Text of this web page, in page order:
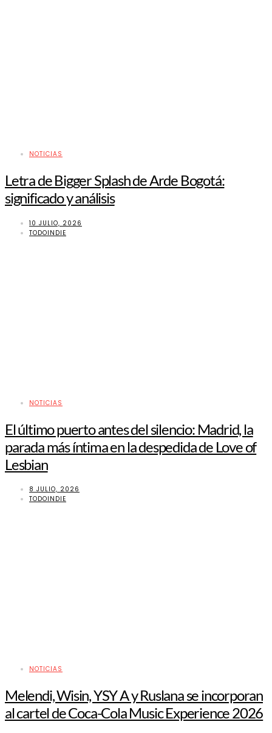
NOTICIAS
Letra de Bigger Splash de Arde Bogotá:
significado y análisis
10 JULIO, 2026
TODOINDIE
NOTICIAS
El último puerto antes del silencio: Madrid, la
parada más íntima en la despedida de Love of
Lesbian
8 JULIO, 2026
TODOINDIE
NOTICIAS
Melendi, Wisin, YSY A y Ruslana se incorporan
al cartel de Coca-Cola Music Experience 2026